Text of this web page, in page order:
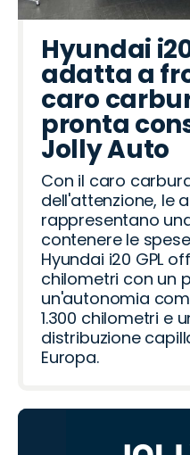
Hyundai
adatta a
caro
pronta
Jolly Auto
Con il caro
dell'attenzione, le
rappresentano
contenere le
Hyundai i20 GPL
chilometri con un
un'autonomia
1.300 chilometri e
distribuzione
Europa.